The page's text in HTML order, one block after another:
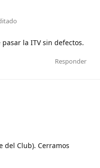
la ITV sin defectos.
Responder
del Club). Cerramos